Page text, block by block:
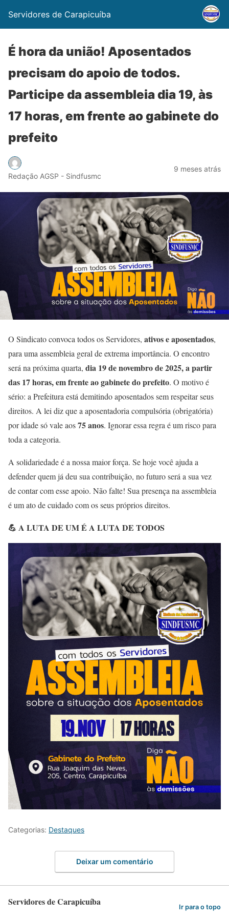
Servidores de Carapicuíba
É hora da união! Aposentados
precisam do apoio de todos.
Participe da assembleia dia 19, às
17 horas, em frente ao gabinete do
prefeito
Redação AGSP - Sindfusmc
9 meses atrás
O Sindicato convoca todos os Servidores, ativos e aposentados,
para uma assembleia geral de extrema importância. O encontro
será na próxima quarta, dia 19 de novembro de 2025, a partir
das 17 horas, em frente ao gabinete do prefeito. O motivo é
sério: a Prefeitura está demitindo aposentados sem respeitar seus
direitos. A lei diz que a aposentadoria compulsória (obrigatória)
por idade só vale aos75 anos. Ignorar essa regra é um risco para
toda a categoria.
A solidariedade é a nossa maior força. Se hoje você ajuda a
defender quem já deu sua contribuição, no futuro será a sua vez
de contar com esse apoio. Não falte! Sua presença na assembleia
é um ato de cuidado com os seus próprios direitos.
💪 A LUTA DE UM É A LUTA DE TODOS
Categorias: Destaques
Deixar um comentário
Servidores de Carapicuíba Ir para o topo